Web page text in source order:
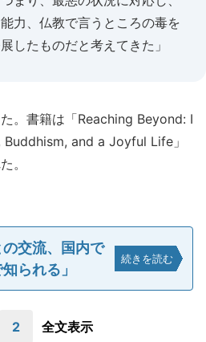
力、仏教で言うところの毒を
したものだと考えてきた」
。書籍は「Reaching Beyond: I
and a Joyful Life」
。
の交流、国内で
られる」
続きを読む
2 全文表示